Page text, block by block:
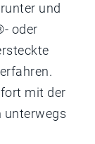
und
oder
mit der
unterwegs